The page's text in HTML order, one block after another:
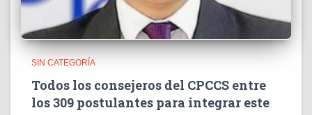
SIN CATEGORÍA
Todos los consejeros del CPCCS entre
los 309 postulantes para integrar este